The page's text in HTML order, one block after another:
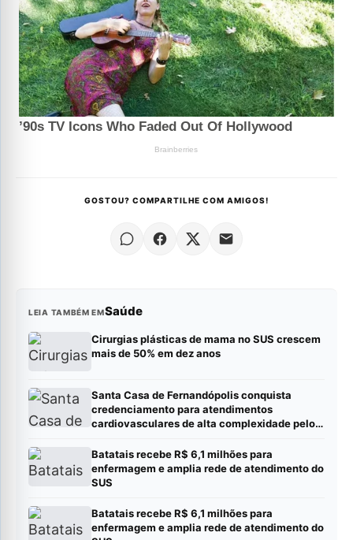
GOSTOU? COMPARTILHE COM AMIGOS!
LEIA TAMBÉM EMSaúde
Cirurgias plásticas de mama no SUS crescem
mais de 50% em dez anos
Santa Casa de Fernandópolis conquista
credenciamento para atendimentos
cardiovasculares de alta complexidade pelo
Batatais recebe R$ 6,1 milhões para
enfermagem e amplia rede de atendimento do
SUS
Batatais recebe R$ 6,1 milhões para
enfermagem e amplia rede de atendimento do